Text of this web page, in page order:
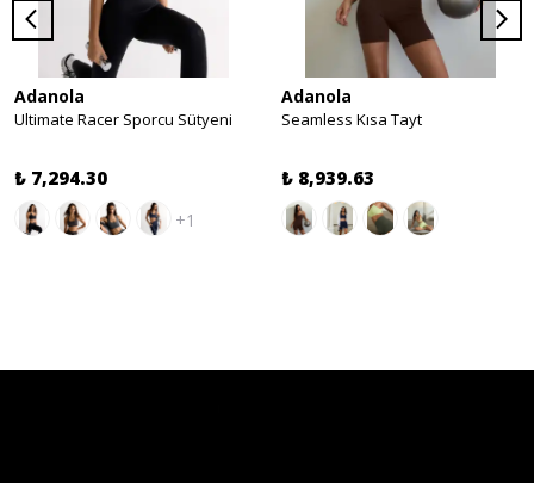
Adanola
Ultimate Racer Sporcu Sütyeni
₺ 7,294.30
+1
Adanola
Seamless Kısa Tayt
₺ 8,939.63